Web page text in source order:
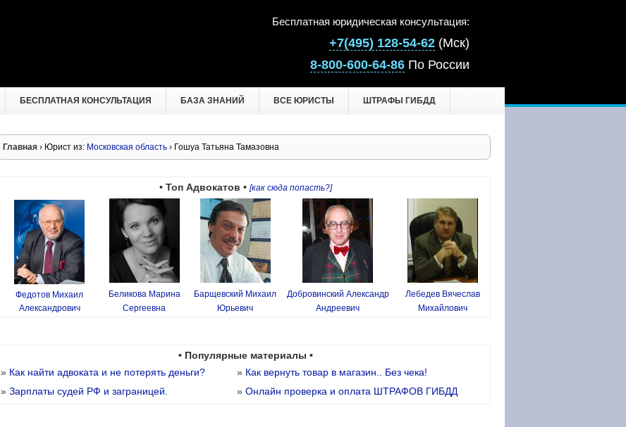
Бесплатная юридическая консультация:
+7(495) 128-54-62 (Мск)
8-800-600-64-86 По России
БЕСПЛАТНАЯ КОНСУЛЬТАЦИЯ БАЗА ЗНАНИЙ ВСЕ ЮРИСТЫ ШТРАФЫ ГИБДД
Главная › Юрист из: Московская область › Гошуа Татьяна Тамазовна
• Топ Адвокатов • [как сюда попасть?]
Федотов Михаил
Александрович
Беликова Марина
Сергеевна
Барщевский Михаил
Юрьевич
Добровинский Александр
Андреевич
Лебедев Вячеслав
Михайлович
• Популярные материалы •
» Как найти адвоката и не потерять деньги? » Как вернуть товар в магазин.. Без чека!
» Зарплаты судей РФ и заграницей. » Онлайн проверка и оплата ШТРАФОВ ГИБДД